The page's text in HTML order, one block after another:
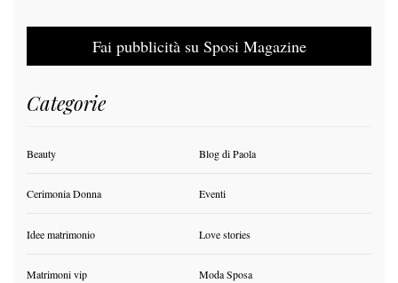
Fai pubblicità su Sposi Magazine
Categorie
Beauty Blog di Paola
Cerimonia Donna Eventi
Idee matrimonio Love stories
Matrimoni vip Moda Sposa